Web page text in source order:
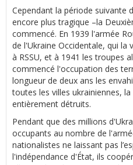
Cependant la période suivante
encore plus tragique –la
commencé. En 1939 l'armée
de l'Ukraine Occidentale, qui
à RSSU, et à 1941 les troupes
commencé l'occupation des
longueur de deux ans les
toutes les villes ukrainiennes,
entièrement détruits.
Pendant que des millions
occupants au nombre de
nationalistes ne laissant pas
l'indépendance d'État, ils